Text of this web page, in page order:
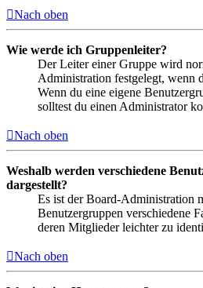
Nach oben
Wie werde ich Gruppenleiter?
Der Leiter einer Gruppe wird
Administration festgelegt, wenn
Wenn du eine eigene
solltest du einen Administrator
Nach oben
Weshalb werden verschiedene
dargestellt?
Es ist der Board-Administration
Benutzergruppen verschiedene
deren Mitglieder leichter zu
Nach oben